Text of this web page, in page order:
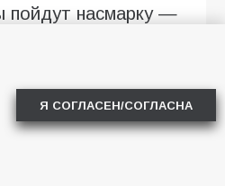
пойдут насмарку —
При этом
в
категорически
будут хозяева,
сложится год.
ИИ.
Я СОГЛАСЕН/СОГЛАСНА